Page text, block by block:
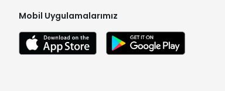
Mobil Uygulamalarımız